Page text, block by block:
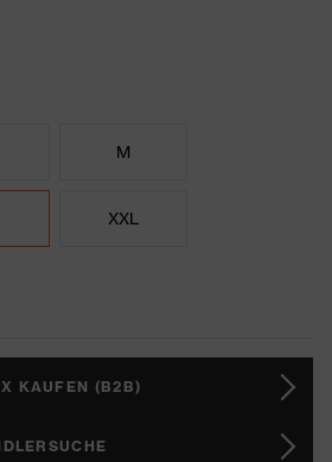
M
XXL
KAUFEN (B2B)